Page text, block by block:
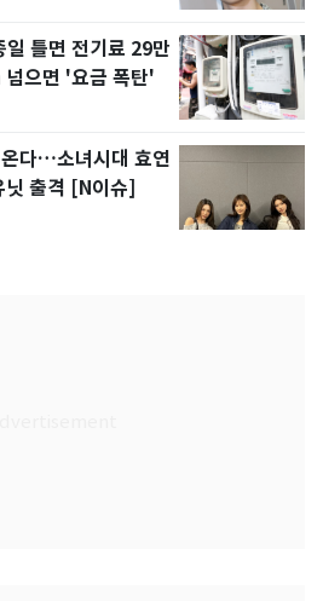
일 틀면 전기료 29만
으면 '요금 폭탄'
다…소녀시대 효연
닛 출격 [N이슈]